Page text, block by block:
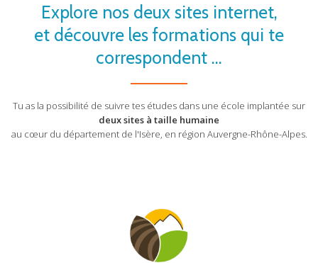
Explore nos deux sites internet,
et découvre les formations qui te
correspondent ...
Tu as la possibilité de suivre tes études dans une école implantée sur
deux sites à taille humaine
au cœur du département de l'Isère, en région Auvergne-Rhône-Alpes.